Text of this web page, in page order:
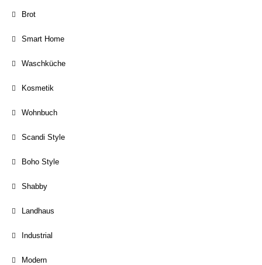
Brot
Smart Home
Waschküche
Kosmetik
Wohnbuch
Scandi Style
Boho Style
Shabby
Landhaus
Industrial
Modern